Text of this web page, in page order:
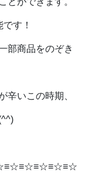
す！
部商品をのぞき
辛いこの時期、